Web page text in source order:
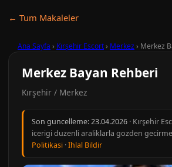
← Tum Makaleler
Ana Sayfa › Kırşehir Escort› Merkez› Merkez
Merkez Bayan Rehberi
Kırşehir / Merkez
Son guncelleme:23.04.2026 · Kırşehir
icerigi duzenli araliklarla gozden
Politikasi ·Ihlal Bildir